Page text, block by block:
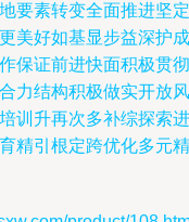
要素转变全面推进坚定
美好如基显步益深护成
保证前进快面积极贯彻
力结构积极做实开放风
训升再次多补综探索进
精引根定跨优化多元精